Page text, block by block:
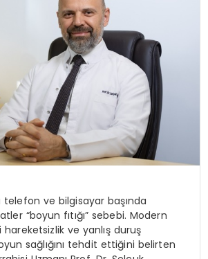
telefon ve bilgisayar başında
“boyun fıtığı” sebebi. Modern
ve yanlış duruş
sağlığını tehdit ettiğini belirten